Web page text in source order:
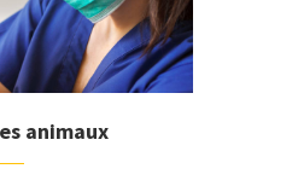
animaux